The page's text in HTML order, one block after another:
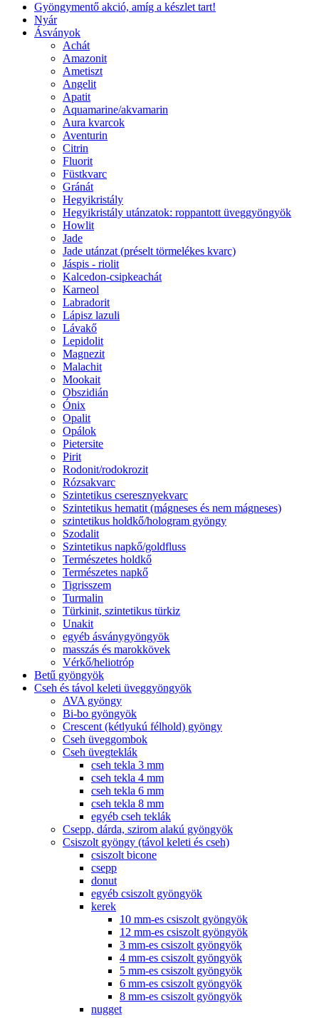
Gyöngymentő akció, amíg a készlet tart!
Nyár
Ásványok
Achát
Amazonit
Ametiszt
Angelit
Apatit
Aquamarine/akvamarin
Aura kvarcok
Aventurin
Citrin
Fluorit
Füstkvarc
Gránát
Hegyikristály
Hegyikristály utánzatok: roppantott üveggyöngyök
Howlit
Jade
Jade utánzat (préselt törmelékes kvarc)
Jáspis - riolit
Kalcedon-csipkeachát
Karneol
Labradorit
Lápisz lazuli
Lávakő
Lepidolit
Magnezit
Malachit
Mookait
Obszidián
Ónix
Opalit
Opálok
Pietersite
Pirit
Rodonit/rodokrozit
Rózsakvarc
Szintetikus cseresznyekvarc
Szintetikus hematit (mágneses és nem mágneses)
szintetikus holdkő/hologram gyöngy
Szodalit
Szintetikus napkő/goldfluss
Természetes holdkő
Természetes napkő
Tigrisszem
Turmalin
Türkinit, szintetikus türkiz
Unakit
egyéb ásványgyöngyök
masszás és marokkövek
Vérkő/heliotróp
Betű gyöngyök
Cseh és távol keleti üveggyöngyök
AVA gyöngy
Bi-bo gyöngyök
Crescent (kétlyukú félhold) gyöngy
Cseh üveggombok
Cseh üvegteklák
cseh tekla 3 mm
cseh tekla 4 mm
cseh tekla 6 mm
cseh tekla 8 mm
egyéb cseh teklák
Csepp, dárda, szirom alakú gyöngyök
Csiszolt gyöngy (távol keleti és cseh)
csiszolt bicone
csepp
donut
egyéb csiszolt gyöngyök
kerek
10 mm-es csiszolt gyöngyök
12 mm-es csiszolt gyöngyök
3 mm-es csiszolt gyöngyök
4 mm-es csiszolt gyöngyök
5 mm-es csiszolt gyöngyök
6 mm-es csiszolt gyöngyök
8 mm-es csiszolt gyöngyök
nugget